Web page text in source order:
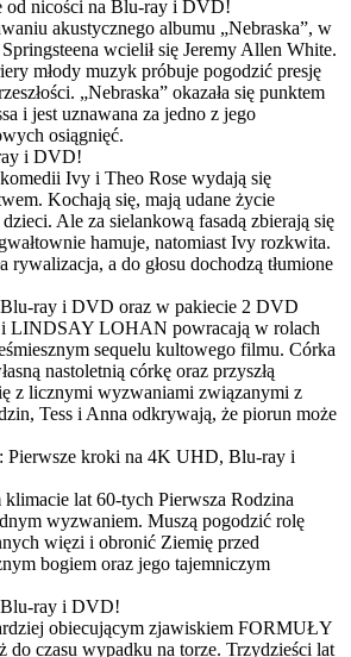
od nicości na Blu-ray i DVD!
akustycznego albumu „Nebraska”, w
wcielił się Jeremy Allen White.
młody muzyk próbuje pogodzić presję
„Nebraska” okazała się punktem
i jest uznawana za jedno z jego
osiągnięć.
i DVD!
Ivy i Theo Rose wydają się
Kochają się, mają udane życie
Ale za sielankową fasadą zbierają się
hamuje, natomiast Ivy rozkwita.
rywalizacja, a do głosu dochodzą tłumione
ray i DVD oraz w pakiecie 2 DVD
LINDSAY LOHAN powracają w rolach
sequelu kultowego filmu. Córka
nastoletnią córkę oraz przyszłą
z licznymi wyzwaniami związanymi z
Tess i Anna odkrywają, że piorun może
Pierwsze kroki na 4K UHD, Blu-ray i
lat 60-tych Pierwsza Rodzina
wyzwaniem. Muszą pogodzić rolę
więzi i obronić Ziemię przed
bogiem oraz jego tajemniczym
ray i DVD!
obiecującym zjawiskiem FORMUŁY
do czasu wypadku na torze. Trzydzieści lat